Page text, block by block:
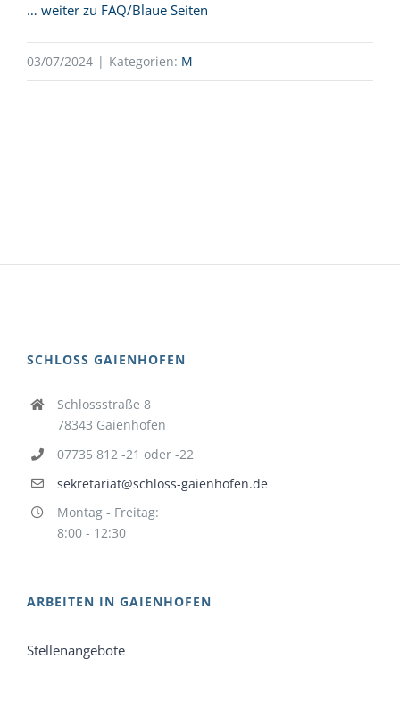
… weiter zu FAQ/Blaue Seiten
03/07/2024 | Kategorien: M
SCHLOSS GAIENHOFEN
Schlossstraße 8
78343 Gaienhofen
07735 812 -21 oder -22
sekretariat@schloss-gaienhofen.de
Montag - Freitag:
8:00 - 12:30
ARBEITEN IN GAIENHOFEN
Stellenangebote